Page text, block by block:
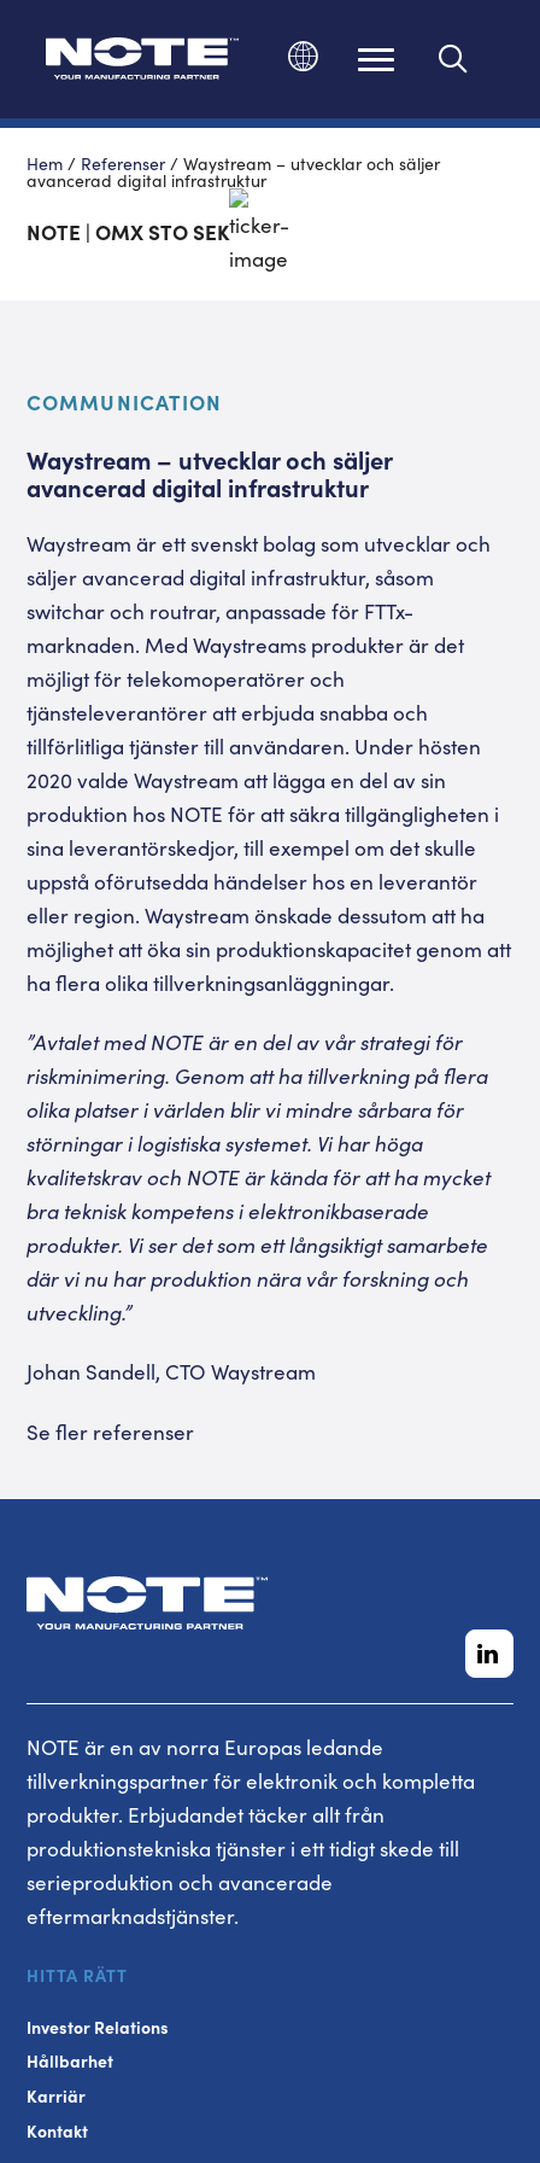
Hem / Referenser/Waystream – utvecklar och säljer
avancerad digital infrastruktur
NOTE | OMX STO SEK
COMMUNICATION
Waystream – utvecklar och säljer
avancerad digital infrastruktur
Waystream är ett svenskt bolag som utvecklar och
säljer avancerad digital infrastruktur, såsom
switchar och routrar, anpassade för FTTx-
marknaden. Med Waystreams produkter är det
möjligt för telekomoperatörer och
tjänsteleverantörer att erbjuda snabba och
tillförlitliga tjänster till användaren. Under hösten
2020 valde Waystream att lägga en del av sin
produktion hos NOTE för att säkra tillgängligheten i
sina leverantörskedjor, till exempel om det skulle
uppstå oförutsedda händelser hos en leverantör
eller region. Waystream önskade dessutom att ha
möjlighet att öka sin produktionskapacitet genom att
ha flera olika tillverkningsanläggningar.
”Avtalet med NOTE är en del av vår strategi för
riskminimering. Genom att ha tillverkning på flera
olika platser i världen blir vi mindre sårbara för
störningar i logistiska systemet. Vi har höga
kvalitetskrav och NOTE är kända för att ha mycket
bra teknisk kompetens i elektronikbaserade
produkter. Vi ser det som ett långsiktigt samarbete
där vi nu har produktion nära vår forskning och
utveckling.”
Johan Sandell, CTO Waystream
Se fler referenser
NOTE är en av norra Europas ledande
tillverkningspartner för elektronik och kompletta
produkter. Erbjudandet täcker allt från
produktionstekniska tjänster i ett tidigt skede till
serieproduktion och avancerade
eftermarknadstjänster.
HITTA RÄTT
Investor Relations
Hållbarhet
Karriär
Kontakt